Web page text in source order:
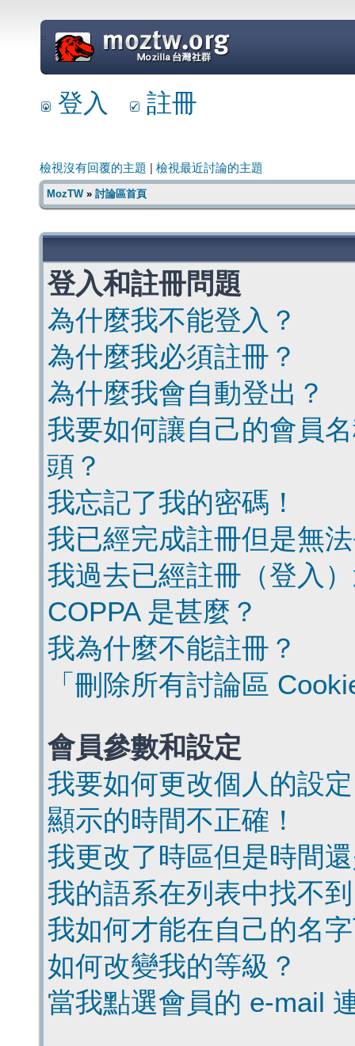
=
登入 註冊
檢視沒有回覆的主題 檢視最近討論的主題
MozTW» 討論區首頁
登入和註冊問題
為什麼我不能登入？
為什麼我必須註冊？
為什麼我會自動登出？
我要如何讓自己的會員
頭？
我忘記了我的密碼！
我已經完成註冊但是無
我過去已經註冊（登入
COPPA 是甚麼？
我為什麼不能註冊？
「刪除所有討論區
會員參數和設定
我要如何更改個人的設
顯示的時間不正確！
我更改了時區但是時間
我的語系在列表中找不
我如何才能在自己的名
如何改變我的等級？
當我點選會員的 e-mail